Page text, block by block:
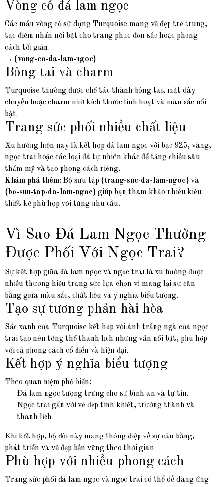
Vòng cổ đá lam ngọc
Các mẫu vòng cổ sử dụng Turquoise mang vẻ đẹp trẻ trung,
tạo điểm nhấn nổi bật cho trang phục đơn sắc hoặc phong
cách tối giản.
→ {vong-co-da-lam-ngoc}
Bông tai và charm
Turquoise thường được chế tác thành bông tai, mặt dây
chuyền hoặc charm nhờ kích thước linh hoạt và màu sắc nổi
bật.
Trang sức phối nhiều chất liệu
Xu hướng hiện nay là kết hợp đá lam ngọc với bạc 925, vàng,
ngọc trai hoặc các loại đá tự nhiên khác để tăng chiều sâu
thẩm mỹ và tạo phong cách riêng.
Khám phá thêm: Bộ sưu tập {trang-suc-da-lam-ngoc} và
{bo-suu-tap-da-lam-ngoc} giúp bạn tham khảo nhiều kiểu
thiết kế phù hợp với từng nhu cầu.
Vì Sao Đá Lam Ngọc Thường
Được Phối Với Ngọc Trai?
Sự kết hợp giữa đá lam ngọc và ngọc trai là xu hướng được
nhiều thương hiệu trang sức lựa chọn vì mang lại sự cân
bằng giữa màu sắc, chất liệu và ý nghĩa biểu tượng.
Tạo sự tương phản hài hòa
Sắc xanh của Turquoise kết hợp với ánh trắng ngà của ngọc
trai tạo nên tổng thể thanh lịch nhưng vẫn nổi bật, phù hợp
với cả phong cách cổ điển và hiện đại.
Kết hợp ý nghĩa biểu tượng
Theo quan niệm phổ biến:
Đá lam ngọc tượng trưng cho sự bình an và tự tin.
Ngọc trai gắn với vẻ đẹp tinh khiết, trưởng thành và
thanh lịch.
Khi kết hợp, bộ đôi này mang thông điệp về sự cân bằng,
phát triển và vẻ đẹp bền vững theo thời gian.
Phù hợp với nhiều phong cách
Trang sức phối đá lam ngọc và ngọc trai có thể dễ dàng ứng